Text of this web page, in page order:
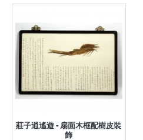
莊子逍遙遊 - 扇面木框配樹皮裝
飾